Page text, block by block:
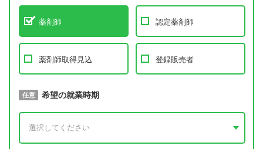
薬剤師 認定薬剤師
薬剤師取得見込 登録販売者
必須 取得予定年
任意 希望の就業時期